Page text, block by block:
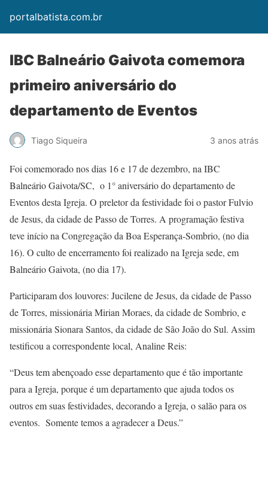
portalbatista.com.br
IBC Balneário Gaivota comemora
primeiro aniversário do
departamento de Eventos
Tiago Siqueira 3 anos atrás
Foi comemorado nos dias 16 e 17 de dezembro, na IBC
Balneário Gaivota/SC, o 1° aniversário do departamento de
Eventos desta Igreja. O preletor da festividade foi o pastor Fulvio
de Jesus, da cidade de Passo de Torres. A programação festiva
teve início na Congregação da Boa Esperança-Sombrio, (no dia
16). O culto de encerramento foi realizado na Igreja sede, em
Balneário Gaivota, (no dia 17).
Participaram dos louvores: Jucilene de Jesus, da cidade de Passo
de Torres, missionária Mirian Moraes, da cidade de Sombrio, e
missionária Sionara Santos, da cidade de São João do Sul. Assim
testificou a correspondente local, Analine Reis:
“Deus tem abençoado esse departamento que é tão importante
para a Igreja, porque é um departamento que ajuda todos os
outros em suas festividades, decorando a Igreja, o salão para os
eventos. Somente temos a agradecer a Deus.”